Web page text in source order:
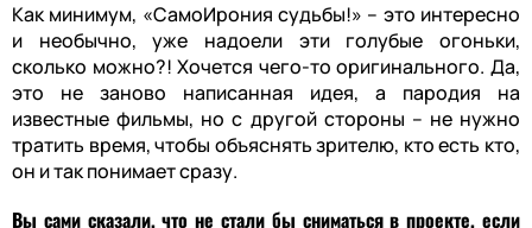
Как минимум, «СамоИрония судьбы!» – это интересно
и необычно, уже надоели эти голубые огоньки,
сколько можно?! Хочется чего-то оригинального. Да,
это не заново написанная идея, а пародия на
известные фильмы, но с другой стороны – не нужно
тратить время, чтобы объяснять зрителю, кто есть кто,
он и так понимает сразу.
Вы сами сказали, что не стали бы сниматься в проекте, если